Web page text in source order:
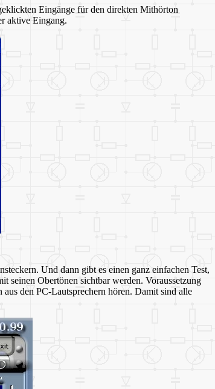
Eingänge für den direkten Mithörton
aktive Eingang.
Und dann gibt es einen ganz einfachen Test,
seinen Obertönen sichtbar werden. Voraussetzung
den PC-Lautsprechern hören. Damit sind alle